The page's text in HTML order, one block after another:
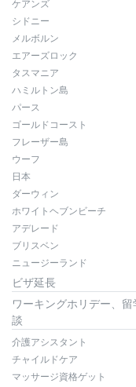
ケアンズ
シドニー
メルボルン
エアーズロック
タスマニア
ハミルトン島
パース
ゴールドコースト
フレーザー島
ウーフ
日本
ダーウィン
ホワイトヘブンビーチ
アデレード
ブリスベン
ニュージーランド
ビザ延長
ワーキングホリデー、留
談
介護アシスタント
チャイルドケア
マッサージ資格ゲット